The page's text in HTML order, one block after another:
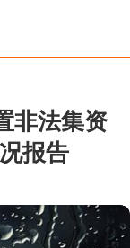
非法集资
报告